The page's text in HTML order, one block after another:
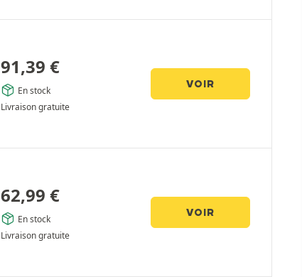
91,39 €
En stock
Livraison gratuite
VOIR
62,99 €
En stock
Livraison gratuite
VOIR